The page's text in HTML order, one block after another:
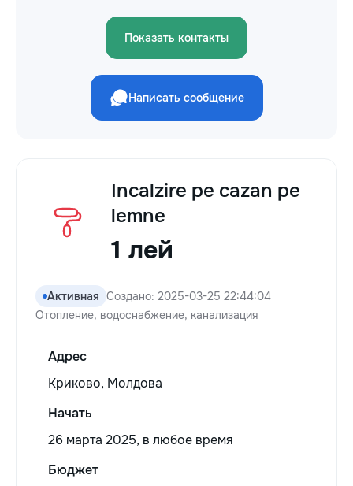
Показать контакты
Написать сообщение
Incalzire pe cazan pe
lemne
1 лей
Активная Создано: 2025-03-25 22:44:04
Отопление, водоснабжение, канализация
Адрес
Криково, Молдова
Начать
26 марта 2025, в любое время
Бюджет